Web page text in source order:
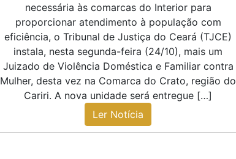
necessária às comarcas do Interior para
proporcionar atendimento à população com
eficiência, o Tribunal de Justiça do Ceará (TJCE)
instala, nesta segunda-feira (24/10), mais um
Juizado de Violência Doméstica e Familiar contra
Mulher, desta vez na Comarca do Crato, região do
Cariri. A nova unidade será entregue […]
Ler Notícia